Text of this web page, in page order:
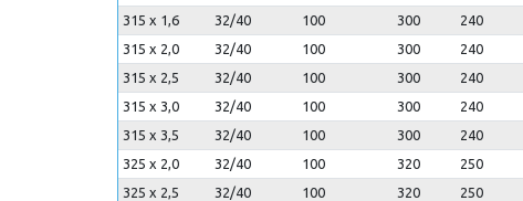
315 x 1,6
32/40 100 300 240
315 x 2,0
32/40 100 300 240
315 x 2,5
32/40 100 300 240
315 x 3,0
32/40 100 300 240
315 x 3,5
32/40 100 300 240
325 x 2,0
32/40 100 320 250
325 x 2,5
32/40 100 320 250